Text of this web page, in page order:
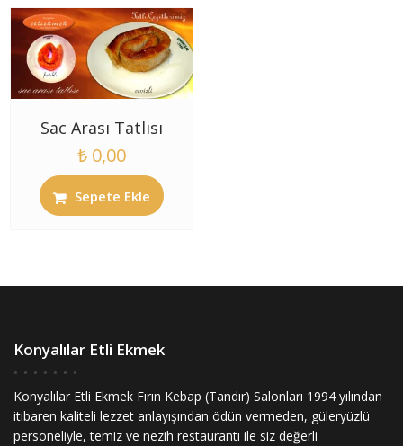
Sac Arası Tatlısı
₺ 0,00
Sepete Ekle
Konyalılar Etli Ekmek
Konyalılar Etli Ekmek Fırın Kebap (Tandır) Salonları 1994 yılından
itibaren kaliteli lezzet anlayışından ödün vermeden, güleryüzlü
personeliyle, temiz ve nezih restaurantı ile siz değerli